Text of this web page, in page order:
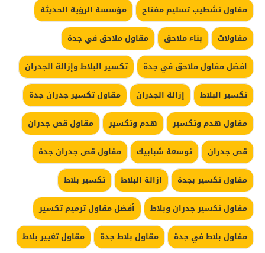
مقاول تشطيب تسليم مفتاح
مؤسسة الرؤية الحديثة
مقاولات
بناء ملاحق
مقاول ملاحق في جدة
افضل مقاول ملاحق في جدة
تكسير البلاط وإزالة الجدران
تكسير البلاط
إزالة الجدران
مقاول تكسير جدران جدة
مقاول هدم وتكسير
هدم وتكسير
مقاول قص جدران
قص جدران
توسعة شبابيك
مقاول قص جدران جدة
مقاول تكسير بجدة
ازالة البلاط
تكسير بلاط
مقاول تكسير جدران وبلاط
أفضل مقاول ترميم تكسير
مقاول بلاط في جدة
مقاول بلاط جدة
مقاول تغيير بلاط